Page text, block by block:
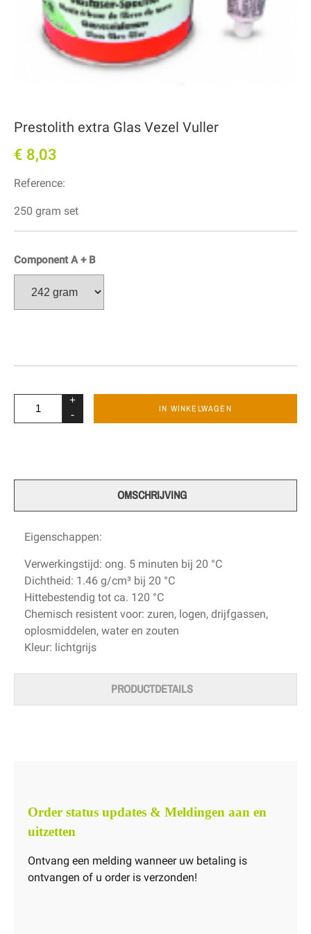
Prestolith extra Glas Vezel Vuller
€ 8,03
Reference:
250 gram set
Component A + B
+
-
IN WINKELWAGEN
OMSCHRIJVING
Eigenschappen:
Verwerkingstijd: ong. 5 minuten bij 20 °C
Dichtheid: 1.46 g/cm³ bij 20 °C
Hittebestendig tot ca. 120 °C
Chemisch resistent voor: zuren, logen, drijfgassen,
oplosmiddelen, water en zouten
Kleur: lichtgrijs
PRODUCTDETAILS
Order status updates & Meldingen aan en
uitzetten
Ontvang een melding wanneer uw betaling is
ontvangen of u order is verzonden!